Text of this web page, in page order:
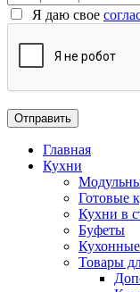
Я даю свое
Главная
Кухни
Готовые
Кухни в
Буфеты
Товары